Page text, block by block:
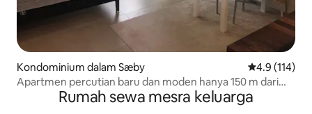
Kondominium dalam Sæby Penarafan
4.9 (114)
Apartmen percutian baru dan moden hanya 150 m dari
pelabuhan.Rumah sewa mesra keluarga